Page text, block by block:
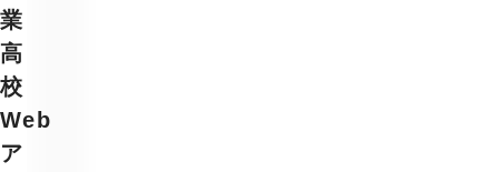
業
高
校
Web
ア